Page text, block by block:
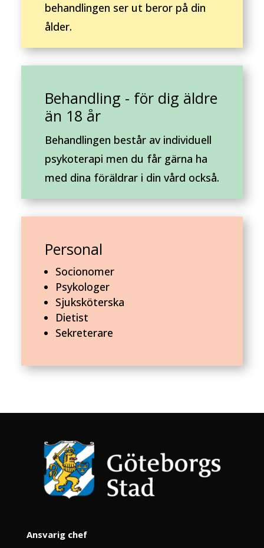
behandlingen ser ut beror på din
ålder.
Behandling - för dig äldre
än 18 år
Behandlingen består av individuell
psykoterapi men du får gärna ha
med dina föräldrar i din vård också.
Personal
Socionomer
Psykologer
Sjuksköterska
Dietist
Sekreterare
Ansvarig chef